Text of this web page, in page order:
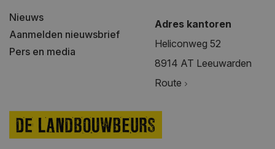
Nieuws
Aanmelden nieuwsbrief
Pers en media
Adres kantoren
Heliconweg 52
8914 AT Leeuwarden
Route